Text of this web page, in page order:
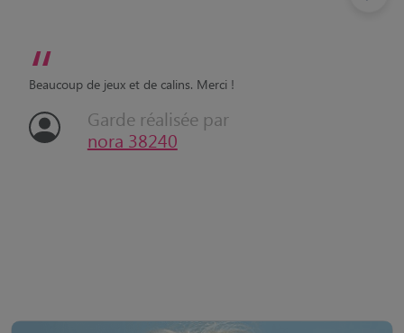
“
Beaucoup de jeux et de calins. Merci !
Garde réalisée par
nora 38240